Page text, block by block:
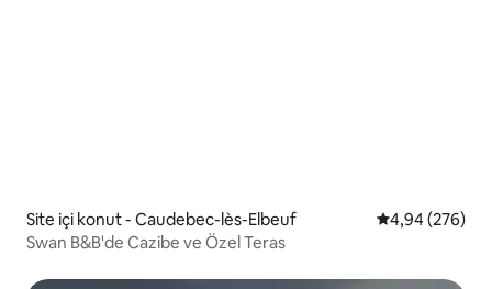
Site içi konut - Caudebec-lès-Elbeuf 5 üzerinden
4,94 (276)
Swan B&B'de Cazibe ve Özel Teras